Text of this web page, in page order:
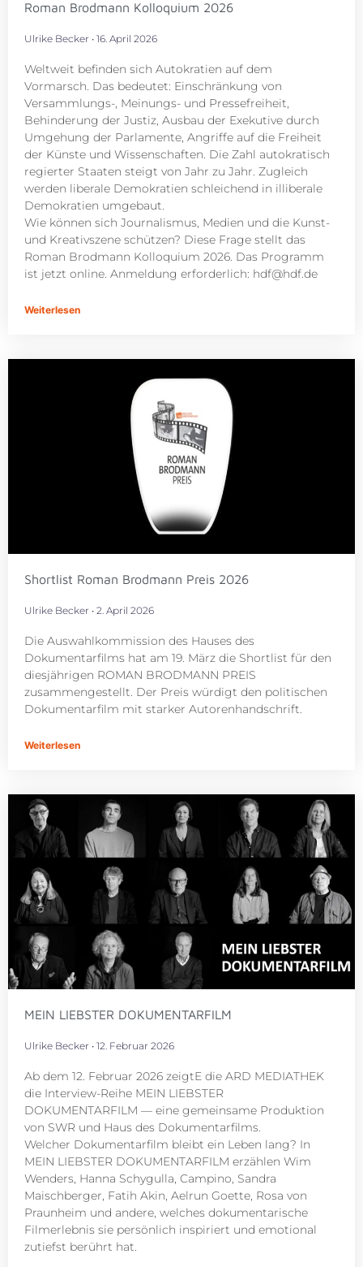
Roman Brodmann Kolloquium 2026
Ulrike Becker 16. April 2026
Weltweit befinden sich Autokratien auf dem
Vormarsch. Das bedeutet: Einschränkung von
Versammlungs-, Meinungs- und Pressefreiheit,
Behinderung der Justiz, Ausbau der Exekutive durch
Umgehung der Parlamente, Angriffe auf die Freiheit
der Künste und Wissenschaften. Die Zahl autokratisch
regierter Staaten steigt von Jahr zu Jahr. Zugleich
werden liberale Demokratien schleichend in illiberale
Demokratien umgebaut.
Wie können sich Journalismus, Medien und die Kunst-
und Kreativszene schützen? Diese Frage stellt das
Roman Brodmann Kolloquium 2026. Das Programm
ist jetzt online. Anmeldung erforderlich: hdf@hdf.de
Weiterlesen
Shortlist Roman Brodmann Preis 2026
Ulrike Becker 2. April 2026
Die Auswahlkommission des Hauses des
Dokumentarfilms hat am 19. März die Shortlist für den
diesjährigen ROMAN BRODMANN PREIS
zusammengestellt. Der Preis würdigt den politischen
Dokumentarfilm mit starker Autorenhandschrift.
Weiterlesen
MEIN LIEBSTER DOKUMENTARFILM
Ulrike Becker 12. Februar 2026
Ab dem 12. Februar 2026 zeigtE die ARD MEDIATHEK
die Interview-Reihe MEIN LIEBSTER
DOKUMENTARFILM — eine gemeinsame Produktion
von SWR und Haus des Dokumentarfilms.
Welcher Dokumentarfilm bleibt ein Leben lang? In
MEIN LIEBSTER DOKUMENTARFILM erzählen Wim
Wenders, Hanna Schygulla, Campino, Sandra
Maischberger, Fatih Akin, Aelrun Goette, Rosa von
Praunheim und andere, welches dokumentarische
Filmerlebnis sie persönlich inspiriert und emotional
zutiefst berührt hat.